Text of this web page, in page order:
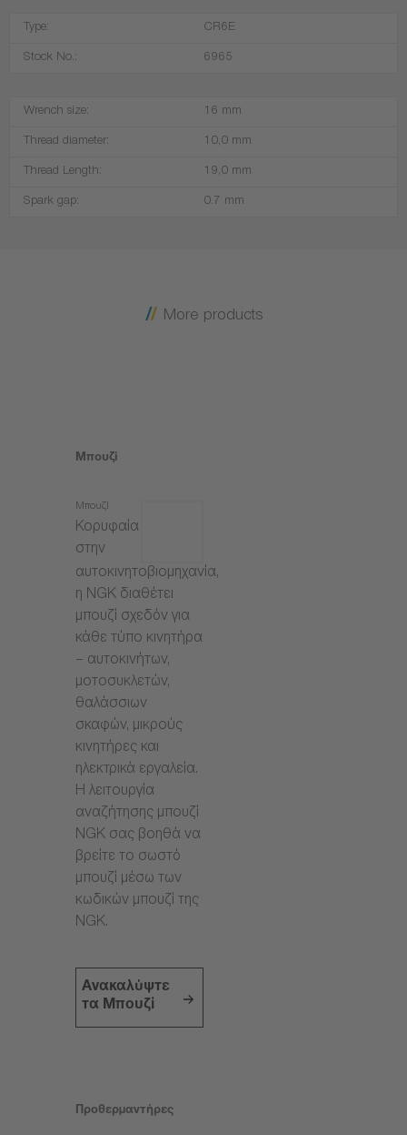
Type: CR6E
Stock No.: 6965
Wrench size: 16 mm
Thread diameter: 10,0 mm
Thread Length: 19,0 mm
Spark gap: 0.7 mm
More products
Μπουζί
Μπουζί
Κορυφαία
στην
αυτοκινητοβιομηχανία,
η NGK διαθέτει
μπουζί σχεδόν για
κάθε τύπο κινητήρα
– αυτοκινήτων,
μοτοσυκλετών,
θαλάσσιων
σκαφών, μικρούς
κινητήρες και
ηλεκτρικά εργαλεία.
Η λειτουργία
αναζήτησης μπουζί
NGK σας βοηθά να
βρείτε το σωστό
μπουζί μέσω των
κωδικών μπουζί της
NGK.
Ανακαλύψτε
τα Μπουζί
Προθερμαντήρες